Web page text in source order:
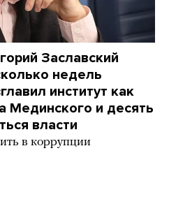
Заславский
недель
институт как
Мединского и десять
власти
в коррупции